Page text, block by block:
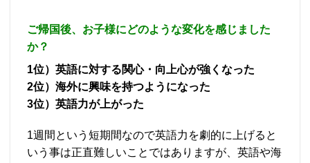
ご帰国後、お子様にどのような変化を感じました
か？
1位）英語に対する関心・向上心が強くなった
2位）海外に興味を持つようになった
3位）英語力が上がった
1週間という短期間なので英語力を劇的に上げると
いう事は正直難しいことではありますが、英語や海